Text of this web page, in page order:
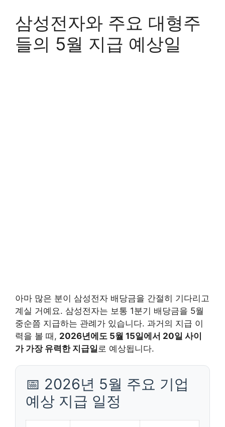
삼성전자와 주요 대형주
들의 5월 지급 예상일
아마 많은 분이 삼성전자 배당금을 간절히 기다리고
계실 거예요. 삼성전자는 보통 1분기 배당금을 5월
중순쯤 지급하는 관례가 있습니다. 과거의 지급 이
력을 볼 때, 2026년에도 5월 15일에서 20일 사이
가 가장 유력한 지급일로 예상됩니다.
📅 2026년 5월 주요 기업
예상 지급 일정